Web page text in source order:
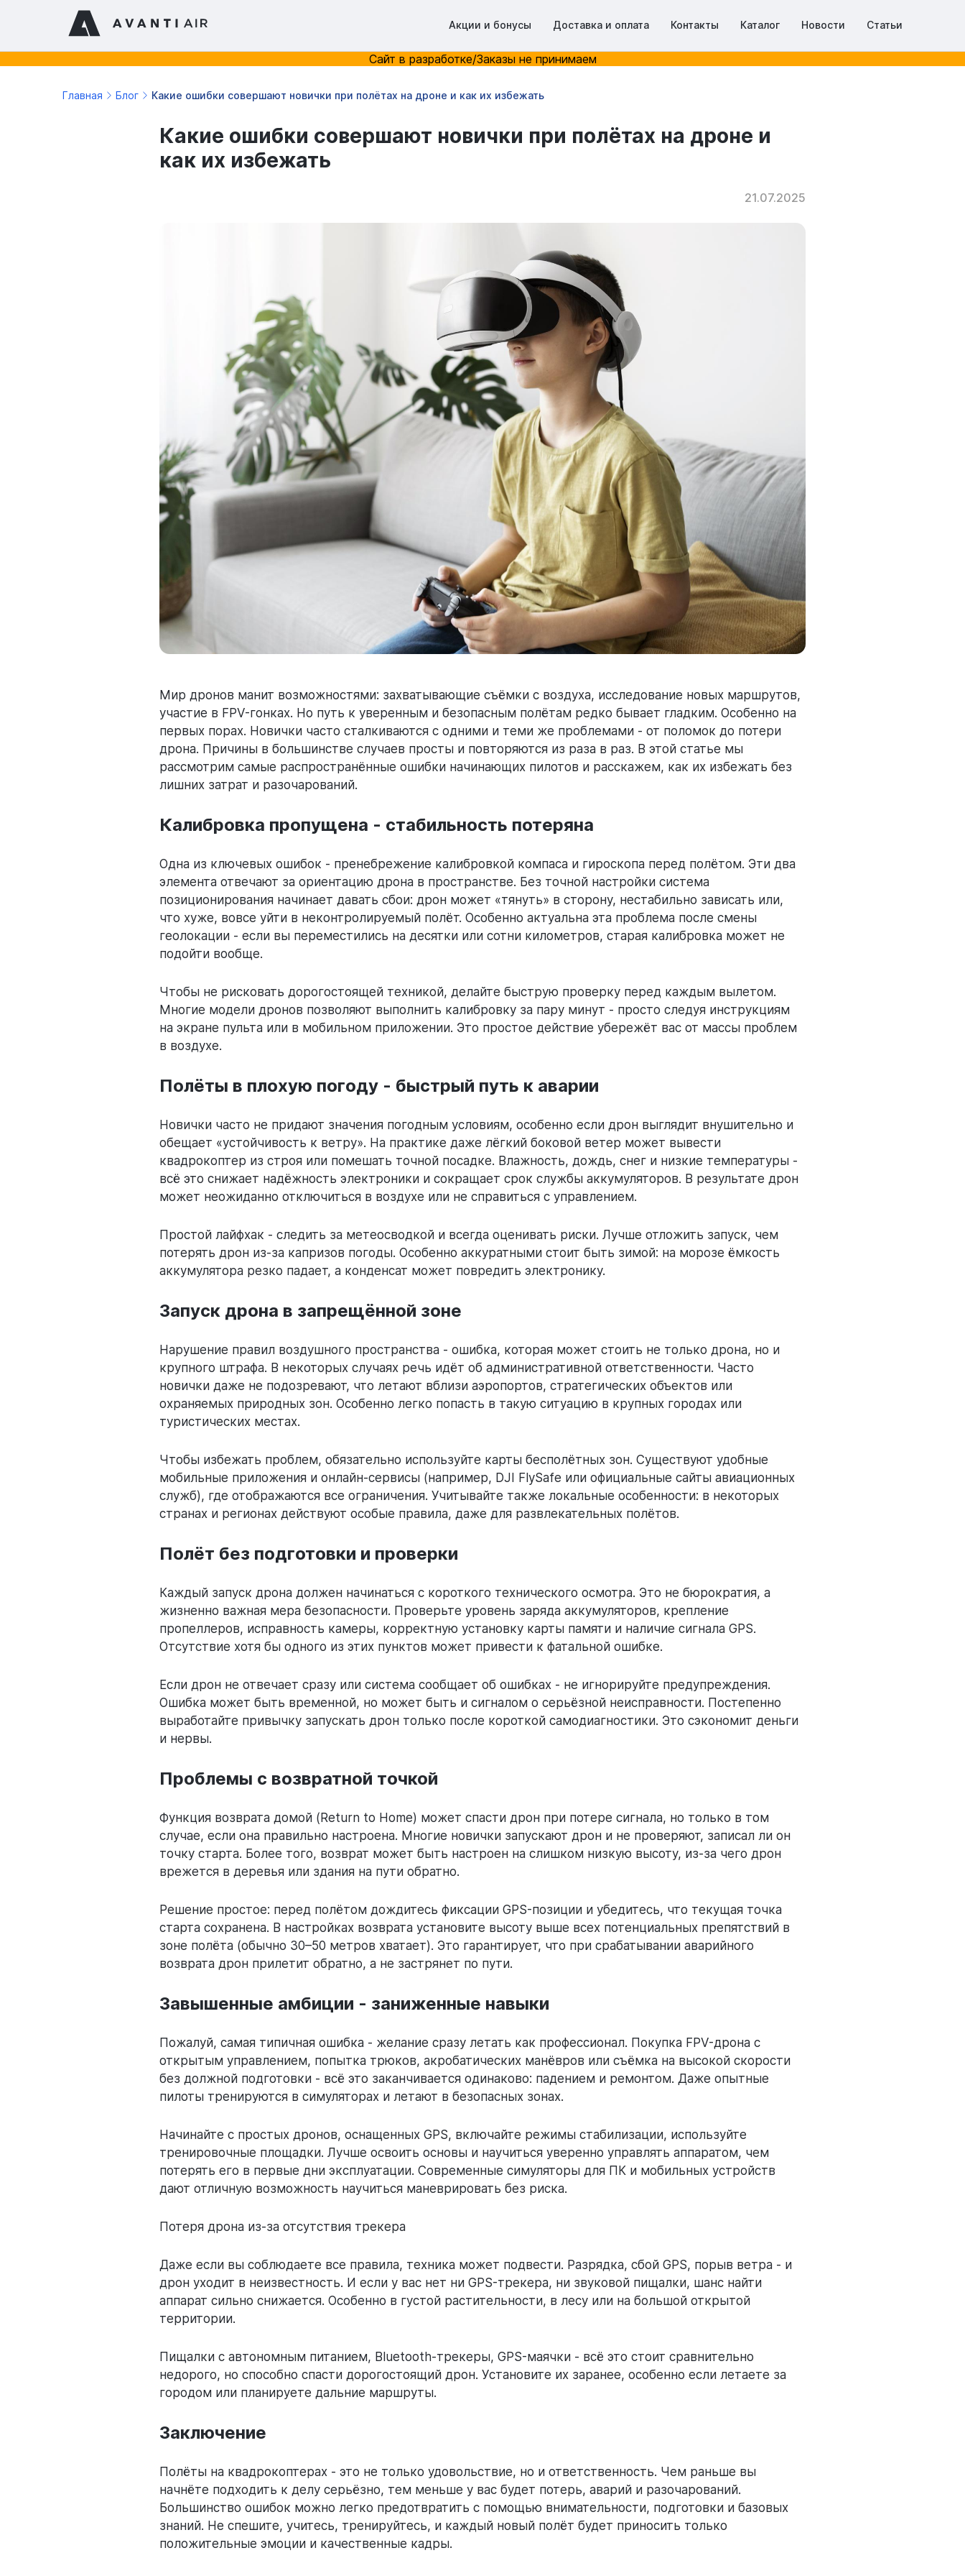
Акции и бонусы Доставка и оплата Контакты Каталог Новости Статьи
Сайт в разработке/Заказы не принимаем
Главная Блог Какие ошибки совершают новички при полётах на дроне и как их избежать
Какие ошибки совершают новички при полётах на дроне и
как их избежать
21.07.2025
Мир дронов манит возможностями: захватывающие съёмки с воздуха, исследование новых маршрутов,
участие в FPV-гонках. Но путь к уверенным и безопасным полётам редко бывает гладким. Особенно на
первых порах. Новички часто сталкиваются с одними и теми же проблемами - от поломок до потери
дрона. Причины в большинстве случаев просты и повторяются из раза в раз. В этой статье мы
рассмотрим самые распространённые ошибки начинающих пилотов и расскажем, как их избежать без
лишних затрат и разочарований.
Калибровка пропущена - стабильность потеряна
Одна из ключевых ошибок - пренебрежение калибровкой компаса и гироскопа перед полётом. Эти два
элемента отвечают за ориентацию дрона в пространстве. Без точной настройки система
позиционирования начинает давать сбои: дрон может «тянуть» в сторону, нестабильно зависать или,
что хуже, вовсе уйти в неконтролируемый полёт. Особенно актуальна эта проблема после смены
геолокации - если вы переместились на десятки или сотни километров, старая калибровка может не
подойти вообще.
Чтобы не рисковать дорогостоящей техникой, делайте быструю проверку перед каждым вылетом.
Многие модели дронов позволяют выполнить калибровку за пару минут - просто следуя инструкциям
на экране пульта или в мобильном приложении. Это простое действие убережёт вас от массы проблем
в воздухе.
Полёты в плохую погоду - быстрый путь к аварии
Новички часто не придают значения погодным условиям, особенно если дрон выглядит внушительно и
обещает «устойчивость к ветру». На практике даже лёгкий боковой ветер может вывести
квадрокоптер из строя или помешать точной посадке. Влажность, дождь, снег и низкие температуры -
всё это снижает надёжность электроники и сокращает срок службы аккумуляторов. В результате дрон
может неожиданно отключиться в воздухе или не справиться с управлением.
Простой лайфхак - следить за метеосводкой и всегда оценивать риски. Лучше отложить запуск, чем
потерять дрон из-за капризов погоды. Особенно аккуратными стоит быть зимой: на морозе ёмкость
аккумулятора резко падает, а конденсат может повредить электронику.
Запуск дрона в запрещённой зоне
Нарушение правил воздушного пространства - ошибка, которая может стоить не только дрона, но и
крупного штрафа. В некоторых случаях речь идёт об административной ответственности. Часто
новички даже не подозревают, что летают вблизи аэропортов, стратегических объектов или
охраняемых природных зон. Особенно легко попасть в такую ситуацию в крупных городах или
туристических местах.
Чтобы избежать проблем, обязательно используйте карты бесполётных зон. Существуют удобные
мобильные приложения и онлайн-сервисы (например, DJI FlySafe или официальные сайты авиационных
служб), где отображаются все ограничения. Учитывайте также локальные особенности: в некоторых
странах и регионах действуют особые правила, даже для развлекательных полётов.
Полёт без подготовки и проверки
Каждый запуск дрона должен начинаться с короткого технического осмотра. Это не бюрократия, а
жизненно важная мера безопасности. Проверьте уровень заряда аккумуляторов, крепление
пропеллеров, исправность камеры, корректную установку карты памяти и наличие сигнала GPS.
Отсутствие хотя бы одного из этих пунктов может привести к фатальной ошибке.
Если дрон не отвечает сразу или система сообщает об ошибках - не игнорируйте предупреждения.
Ошибка может быть временной, но может быть и сигналом о серьёзной неисправности. Постепенно
выработайте привычку запускать дрон только после короткой самодиагностики. Это сэкономит деньги
и нервы.
Проблемы с возвратной точкой
Функция возврата домой (Return to Home) может спасти дрон при потере сигнала, но только в том
случае, если она правильно настроена. Многие новички запускают дрон и не проверяют, записал ли он
точку старта. Более того, возврат может быть настроен на слишком низкую высоту, из-за чего дрон
врежется в деревья или здания на пути обратно.
Решение простое: перед полётом дождитесь фиксации GPS-позиции и убедитесь, что текущая точка
старта сохранена. В настройках возврата установите высоту выше всех потенциальных препятствий в
зоне полёта (обычно 30–50 метров хватает). Это гарантирует, что при срабатывании аварийного
возврата дрон прилетит обратно, а не застрянет по пути.
Завышенные амбиции - заниженные навыки
Пожалуй, самая типичная ошибка - желание сразу летать как профессионал. Покупка FPV-дрона с
открытым управлением, попытка трюков, акробатических манёвров или съёмка на высокой скорости
без должной подготовки - всё это заканчивается одинаково: падением и ремонтом. Даже опытные
пилоты тренируются в симуляторах и летают в безопасных зонах.
Начинайте с простых дронов, оснащенных GPS, включайте режимы стабилизации, используйте
тренировочные площадки. Лучше освоить основы и научиться уверенно управлять аппаратом, чем
потерять его в первые дни эксплуатации. Современные симуляторы для ПК и мобильных устройств
дают отличную возможность научиться маневрировать без риска.
Потеря дрона из-за отсутствия трекера
Даже если вы соблюдаете все правила, техника может подвести. Разрядка, сбой GPS, порыв ветра - и
дрон уходит в неизвестность. И если у вас нет ни GPS-трекера, ни звуковой пищалки, шанс найти
аппарат сильно снижается. Особенно в густой растительности, в лесу или на большой открытой
территории.
Пищалки с автономным питанием, Bluetooth-трекеры, GPS-маячки - всё это стоит сравнительно
недорого, но способно спасти дорогостоящий дрон. Установите их заранее, особенно если летаете за
городом или планируете дальние маршруты.
Заключение
Полёты на квадрокоптерах - это не только удовольствие, но и ответственность. Чем раньше вы
начнёте подходить к делу серьёзно, тем меньше у вас будет потерь, аварий и разочарований.
Большинство ошибок можно легко предотвратить с помощью внимательности, подготовки и базовых
знаний. Не спешите, учитесь, тренируйтесь, и каждый новый полёт будет приносить только
положительные эмоции и качественные кадры.